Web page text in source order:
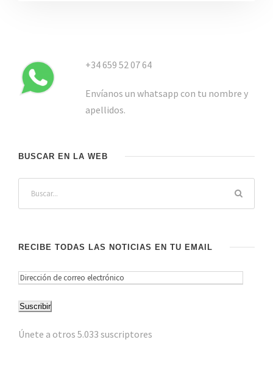
+34 659 52 07 64
Envíanos un whatsapp con tu nombre y
apellidos.
BUSCAR EN LA WEB
RECIBE TODAS LAS NOTICIAS EN TU EMAIL
D
r
c
Suscribir
Únete a otros 5.033 suscriptores